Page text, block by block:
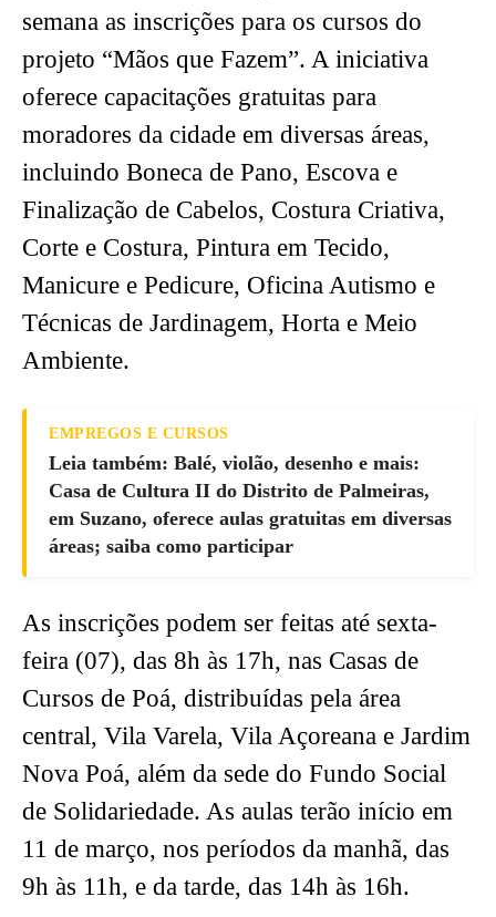
semana as inscrições para os cursos do
projeto “Mãos que Fazem”. A iniciativa
oferece capacitações gratuitas para
moradores da cidade em diversas áreas,
incluindo Boneca de Pano, Escova e
Finalização de Cabelos, Costura Criativa,
Corte e Costura, Pintura em Tecido,
Manicure e Pedicure, Oficina Autismo e
Técnicas de Jardinagem, Horta e Meio
Ambiente.
EMPREGOS E CURSOS
Leia também: Balé, violão, desenho e mais:
Casa de Cultura II do Distrito de Palmeiras,
em Suzano, oferece aulas gratuitas em diversas
áreas; saiba como participar
As inscrições podem ser feitas até sexta-
feira (07), das 8h às 17h, nas Casas de
Cursos de Poá, distribuídas pela área
central, Vila Varela, Vila Açoreana e Jardim
Nova Poá, além da sede do Fundo Social
de Solidariedade. As aulas terão início em
11 de março, nos períodos da manhã, das
9h às 11h, e da tarde, das 14h às 16h.